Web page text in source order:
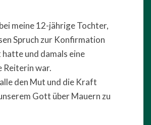
meine 12-jährige Tochter,
Spruch zur Konfirmation
hatte und damals eine
Reiterin war.
den Mut und die Kraft
Gott über Mauern zu